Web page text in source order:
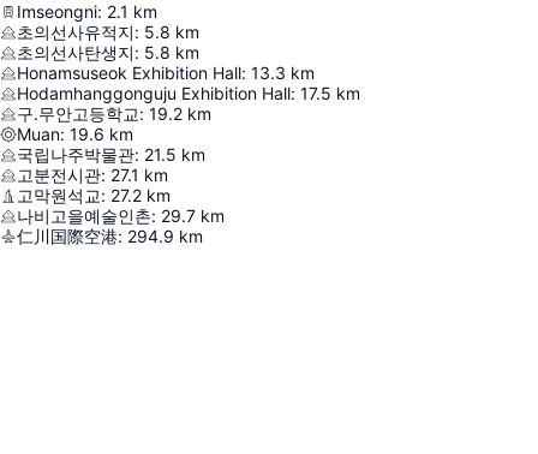
Imseongni: 2.1 km
초의선사유적지: 5.8 km
초의선사탄생지: 5.8 km
Honamsuseok Exhibition Hall: 13.3 km
Hodamhanggonguju Exhibition Hall: 17.5 km
구.무안고등학교: 19.2 km
Muan: 19.6 km
국립나주박물관: 21.5 km
고분전시관: 27.1 km
고막원석교: 27.2 km
나비고을예술인촌: 29.7 km
仁川国際空港: 294.9 km